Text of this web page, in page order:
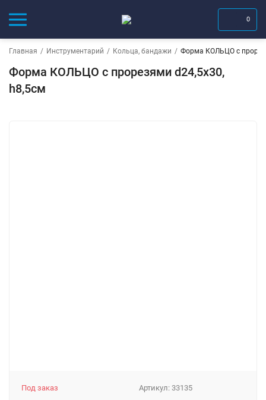
0
Главная / Инструментарий / Кольца, бандажи / Форма КОЛЬЦО с
Форма КОЛЬЦО с прорезями d24,5х30,
h8,5см
Артикул: 33135
Под заказ